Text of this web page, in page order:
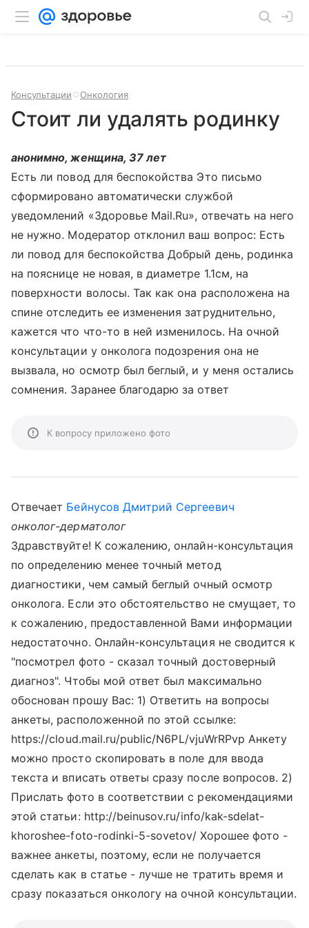
Консультации Онкология
Стоит ли удалять родинку
анонимно, женщина, 37 лет
Есть ли повод для беспокойства Это письмо
сформировано автоматически службой
уведомлений «Здоровье Mail.Ru», отвечать на него
не нужно. Модератор отклонил ваш вопрос: Есть
ли повод для беспокойства Добрый день, родинка
на пояснице не новая, в диаметре 1.1см, на
поверхности волосы. Так как она расположена на
спине отследить ее изменения затруднительно,
кажется что что-то в ней изменилось. На очной
консультации у онколога подозрения она не
вызвала, но осмотр был беглый, и у меня остались
сомнения. Заранее благодарю за ответ
К вопросу приложено фото
Отвечает Бейнусов Дмитрий Сергеевич
онколог-дерматолог
Здравствуйте! К сожалению, онлайн-консультация
по определению менее точный метод
диагностики, чем самый беглый очный осмотр
онколога. Если это обстоятельство не смущает, то
к сожалению, предоставленной Вами информации
недостаточно. Онлайн-консультация не сводится к
"посмотрел фото - сказал точный достоверный
диагноз". Чтобы мой ответ был максимально
обоснован прошу Вас: 1) Ответить на вопросы
анкеты, расположенной по этой ссылке:
https://cloud.mail.ru/public/N6PL/vjuWrRPvp Анкету
можно просто скопировать в поле для ввода
текста и вписать ответы сразу после вопросов. 2)
Прислать фото в соответствии с рекомендациями
этой статьи: http://beinusov.ru/info/kak-sdelat-
khoroshee-foto-rodinki-5-sovetov/ Хорошее фото -
важнее анкеты, поэтому, если не получается
сделать как в статье - лучше не тратить время и
сразу показаться онкологу на очной консультации.